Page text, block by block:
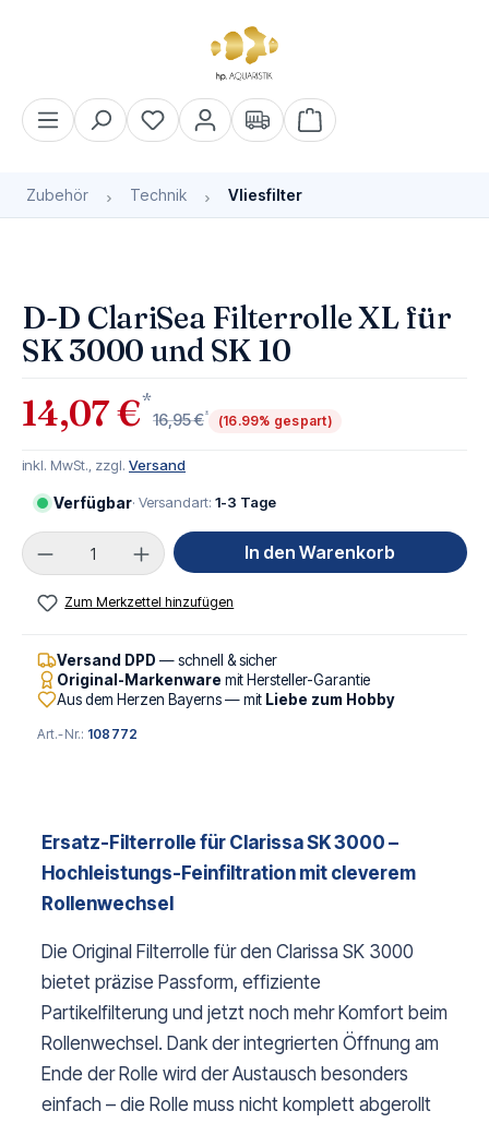
Warenkorb enthält 0
Zubehör Technik Vliesfilter
D-D ClariSea Filterrolle XL für
SK 3000 und SK 10
14,07 €*
16,95 €* (16.99% gespart)
inkl. MwSt., zzgl. Versand
Verfügbar· Versandart: 1-3 Tage
Produkt Anzahl: Gib den gewünschten Wert
In den Warenkorb
Zum Merkzettel hinzufügen
Versand DPD — schnell & sicher
Original-Markenware mit Hersteller-Garantie
Aus dem Herzen Bayerns — mit Liebe zum Hobby
Art.-Nr.: 108772
Ersatz-Filterrolle für Clarissa SK 3000 –
Hochleistungs-Feinfiltration mit cleverem
Rollenwechsel
Die Original Filterrolle für den Clarissa SK 3000
bietet präzise Passform, effiziente
Partikelfilterung und jetzt noch mehr Komfort beim
Rollenwechsel. Dank der integrierten Öffnung am
Ende der Rolle wird der Austausch besonders
einfach – die Rolle muss nicht komplett abgerollt